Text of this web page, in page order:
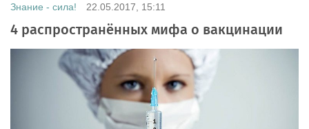
Знание - сила! 22.05.2017, 15:11
4 распространённых мифа о вакцинации